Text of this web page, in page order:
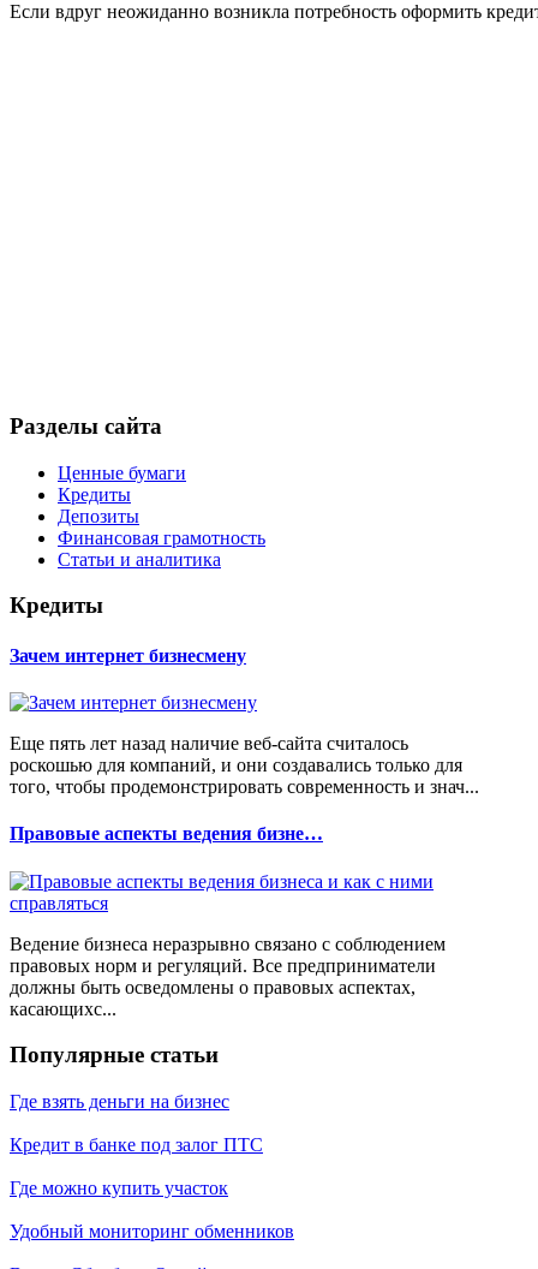
Если вдруг неожиданно возникла потребность оформить
Разделы сайта
Ценные бумаги
Кредиты
Депозиты
Финансовая грамотность
Статьи и аналитика
Кредиты
Зачем интернет бизнесмену
Еще пять лет назад наличие веб-сайта считалось
роскошью для компаний, и они создавались только для
того, чтобы продемонстрировать современность и знач...
Правовые аспекты ведения бизне…
Ведение бизнеса неразрывно связано с соблюдением
правовых норм и регуляций. Все предприниматели
должны быть осведомлены о правовых аспектах,
касающихс...
Популярные статьи
Где взять деньги на бизнес
Кредит в банке под залог ПТС
Где можно купить участок
Удобный мониторинг обменников